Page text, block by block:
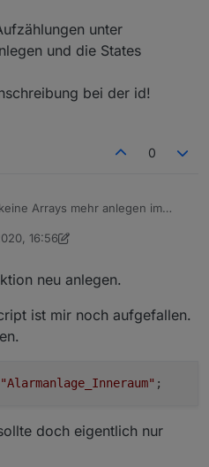
unter
und die States
bei der id!
0
Arrays mehr anlegen im
anlegen. Dazu gehst du
auf Aufzählungen. Falls die in
nicht angezeigt werden, dann
neuen Aufzählungen unter
anlegen und die States
16:56
5. Apr. 2020, 20:36
neu anlegen.
ist mir noch aufgefallen.
"Alarmanlage_Inneraum"
doch eigentlich nur